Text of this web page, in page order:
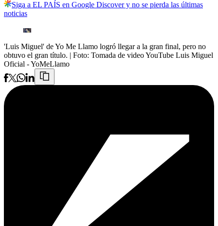
Siga a EL PAÍS en Google Discover y no se pierda las últimas
noticias
'Luis Miguel' de Yo Me Llamo logró llegar a la gran final, pero no
obtuvo el gran título. | Foto: Tomada de video YouTube Luis Miguel
Oficial - YoMeLlamo